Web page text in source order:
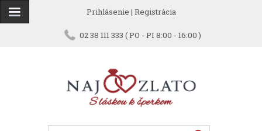
Prihlásenie | Registrácia
02 38 111 333 ( PO - PI 8:00 - 16:00 )